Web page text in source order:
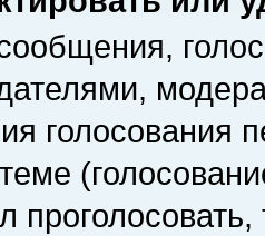
голосования